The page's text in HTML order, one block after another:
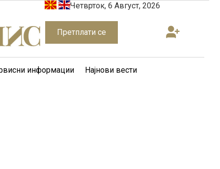
Четврток, 6 Август, 2026
Претплати се
информации Најнови вести